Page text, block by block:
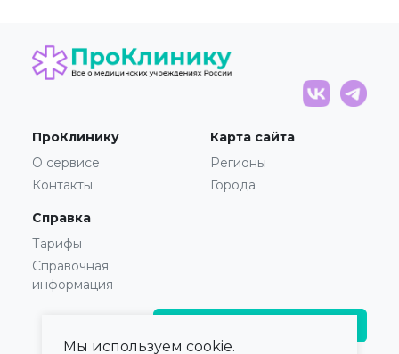
ПроКлинику
О сервисе
Контакты
Карта сайта
Регионы
Города
Справка
Тарифы
Справочная
информация
Мы используем cookie.